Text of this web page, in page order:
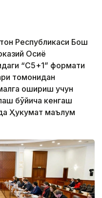
Республикаси Бош
Осиё
“C5+1” формати
томонидан
ошириш учун
бўйича кенгаш
Ҳукумат маълум